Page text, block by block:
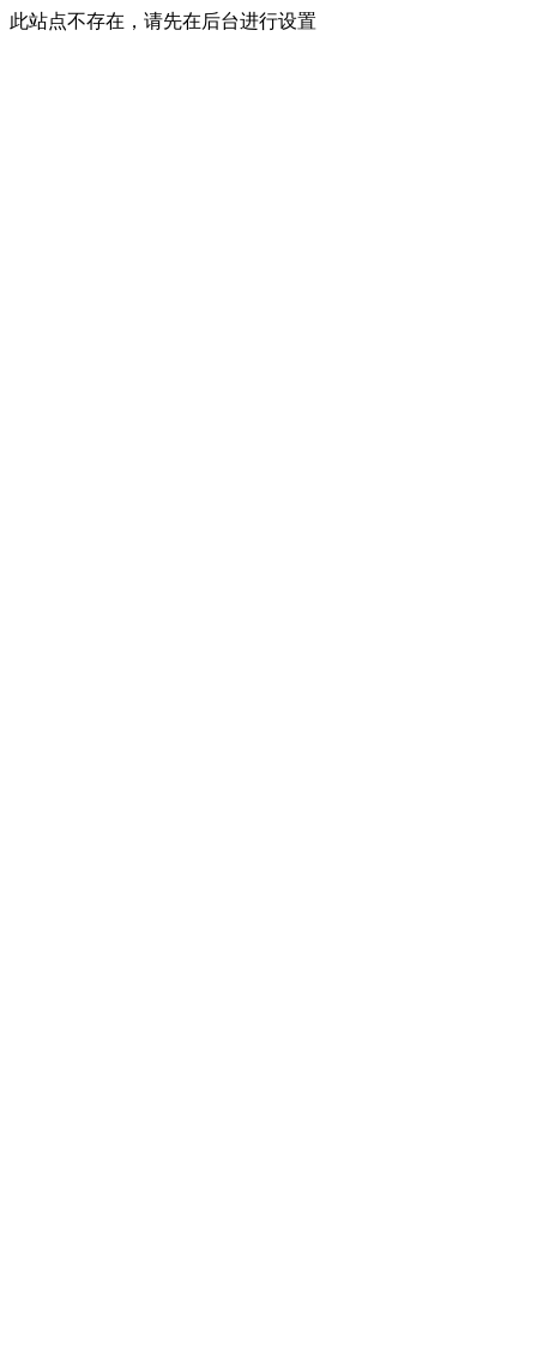
此站点不存在，请先在后台进行设置